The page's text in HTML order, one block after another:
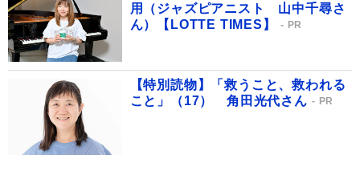
用（ジャズピアニスト 山中千尋さ
ん）【LOTTE TIMES】
PR
【特別読物】「救うこと、救われる
こと」（17） 角田光代さん
PR